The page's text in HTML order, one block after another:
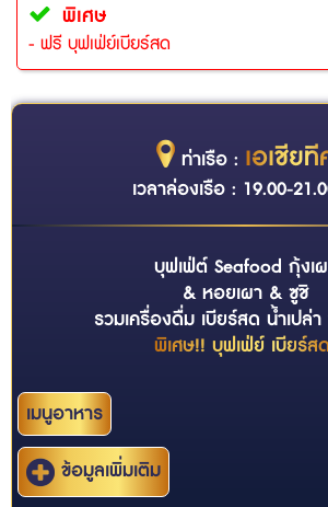
พิเศษ
- ฟรี บุฟเฟ่ย์เบียร์สด
ท่าเรือ : เอเชียที
เวลาล่องเรือ : 19.00-
บุฟเฟ่ต์ Seafood กุ้งเ
& หอยเผา & ซูชิ
รวมเครื่องดื่ม เบียร์สด น้ำเปล่
พิเศษ!! บุฟเฟ่ย์ เบียร์สด
เมนูอาหาร
ข้อมูลเพิ่มเติม